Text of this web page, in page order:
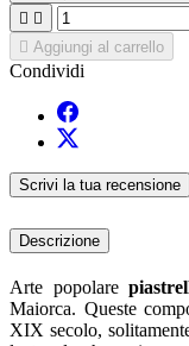
 
 Aggiungi al carrello
Condividi
Scrivi la tua recensione
Descrizione
Arte popolare
Maiorca. Queste
XIX secolo,